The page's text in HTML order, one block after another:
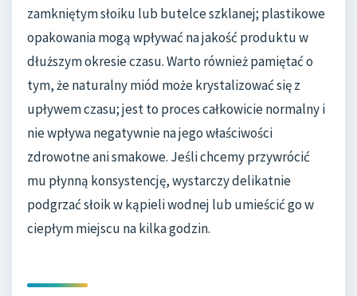
zamkniętym słoiku lub butelce szklanej; plastikowe
opakowania mogą wpływać na jakość produktu w
dłuższym okresie czasu. Warto również pamiętać o
tym, że naturalny miód może krystalizować się z
upływem czasu; jest to proces całkowicie normalny i
nie wpływa negatywnie na jego właściwości
zdrowotne ani smakowe. Jeśli chcemy przywrócić
mu płynną konsystencję, wystarczy delikatnie
podgrzać słoik w kąpieli wodnej lub umieścić go w
ciepłym miejscu na kilka godzin.